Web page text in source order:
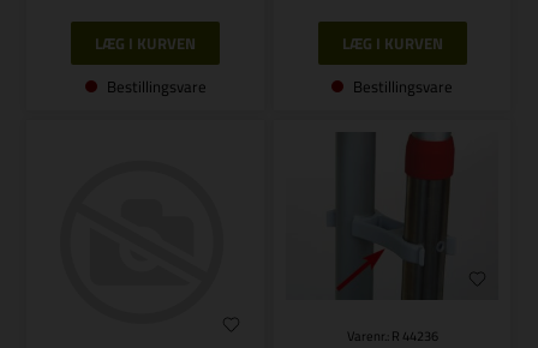
Bestillingsvare Bestillingsvare
Varenr.: R 44236